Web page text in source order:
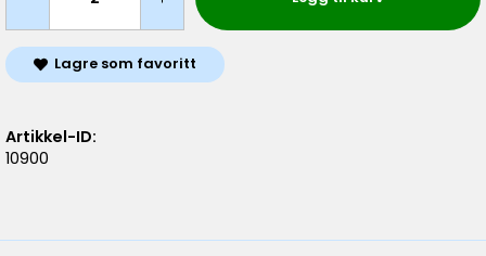
Lagre som favoritt
Artikkel-ID:
10900